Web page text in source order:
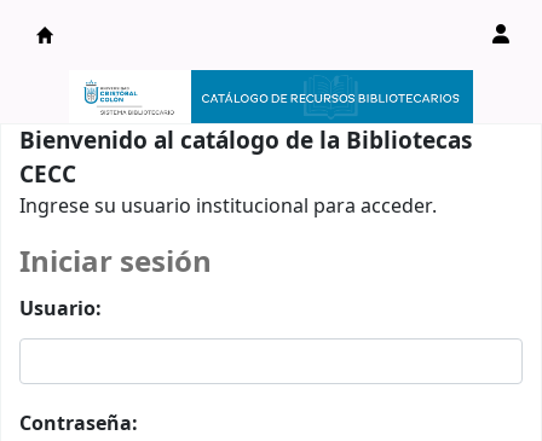
Catálogo en línea
Bienvenido al catálogo de la Bibliotecas
CECC
Ingrese su usuario institucional para acceder.
Iniciar sesión
Usuario:
Contraseña: